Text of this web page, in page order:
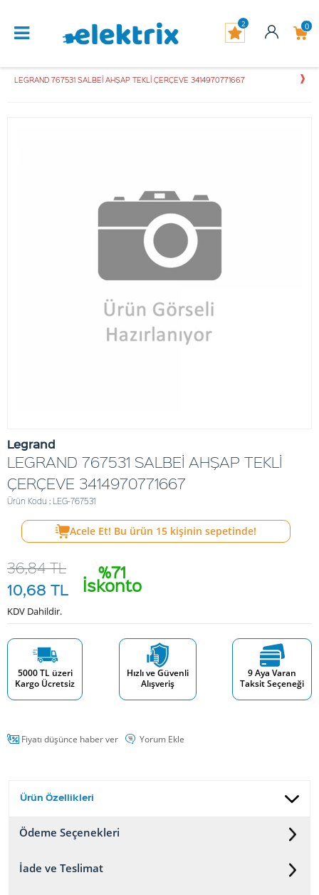
0
2
LEGRAND 767531 SALBEİ AHŞAP TEKLİ ÇERÇEVE 3414970771667
Legrand
LEGRAND 767531 SALBEİ AHŞAP TEKLİ
ÇERÇEVE 3414970771667
Ürün Kodu : LEG-767531
Acele Et! Bu ürün 15 kişinin sepetinde!
%71
İskonto
36,84TL
10,68 TL
KDV Dahildir.
5000 TL üzeri
Kargo Ücretsiz
Hızlı ve Güvenli
Alışveriş
9 Aya Varan
Taksit Seçeneği
Fiyatı düşünce haber ver Yorum Ekle
Ürün Özellikleri
Ödeme Seçenekleri
İade ve Teslimat